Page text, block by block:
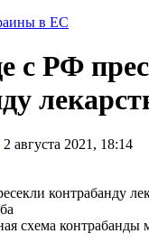
в ЕС
с РФ
августа 2021, 18:14
схема контрабанды